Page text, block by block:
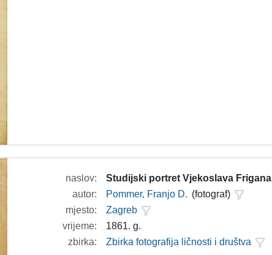
naslov:
Studijski portret Vjekoslava Frigana
autor:
Pommer, Franjo D. (fotograf)
mjesto:
Zagreb
vrijeme:
1861. g.
zbirka:
Zbirka fotografija ličnosti i društva